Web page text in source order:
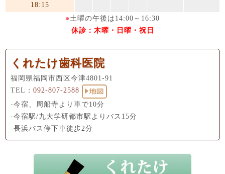
18:15
●土曜の午後は14:00～16:30
休診：木曜・日曜・祝日
くれたけ歯科医院
福岡県福岡市西区今津4801-91
TEL： 092-807-2588
-今宿、周船寺より車で10分
-今宿駅/九大学研都市駅よりバス15分
-長浜バス停下車徒歩2分